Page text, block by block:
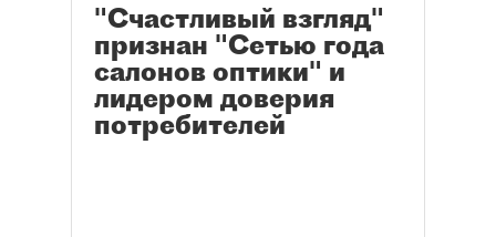
"Счастливый взгляд"
признан "Сетью года
салонов оптики" и
лидером доверия
потребителей